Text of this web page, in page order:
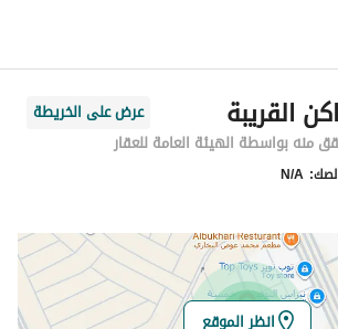
7720
24.874781830888477
46.656160781798256
القريبة
عرض على الخريطة
منه بواسطة الهيئة العامة للعقار
N/A
انظر الموقع